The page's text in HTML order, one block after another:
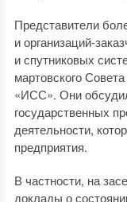
Представители
и организаций-
и спутниковых
мартовского
«ИСС». Они
государственных
деятельности,
предприятия.
В частности, на
доклады о